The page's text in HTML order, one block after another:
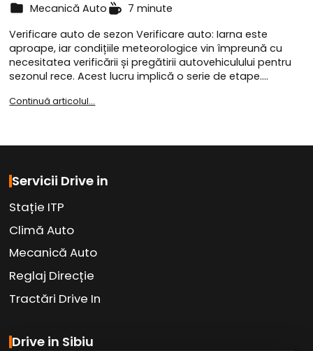
Mecanică Auto
7 minute
Verificare auto de sezon Verificare auto: Iarna este
aproape, iar condițiile meteorologice vin împreună cu
necesitatea verificării și pregătirii autovehiculului pentru
sezonul rece. Acest lucru implică o serie de etape.…
Continuă articolul...
Servicii Drive in
Stație ITP
Climă Auto
Mecanică Auto
Reglaj Direcție
Tractări Drive In
Drive in Sibiu